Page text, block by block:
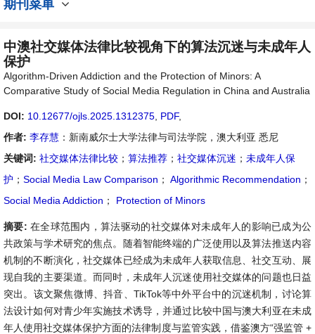
期刊菜单
中澳社交媒体法律比较视角下的算法沉迷与未成年人
保护
Algorithm-Driven Addiction and the Protection of Minors: A
Comparative Study of Social Media Regulation in China and Australia
DOI: 10.12677/ojls.2025.1312375 PDF,
作者: 李存慧 ：新南威尔士大学法律与司法学院，澳大利亚 悉尼
关键词: 社交媒体法律比较 ； 算法推荐 ； 社交媒体沉迷 ； 未成年人保
护 ； Social Media Law Comparison ； Algorithmic Recommendation ；
Social Media Addiction ； Protection of Minors
摘要: 在全球范围内，算法驱动的社交媒体对未成年人的影响已成为公
共政策与学术研究的焦点。随着智能终端的广泛使用以及算法推送内容
机制的不断演化，社交媒体已经成为未成年人获取信息、社交互动、展
现自我的主要渠道。而同时，未成年人沉迷使用社交媒体的问题也日益
突出。该文聚焦微博、抖音、TikTok等中外平台中的沉迷机制，讨论算
法设计如何对青少年实施技术诱导，并通过比较中国与澳大利亚在未成
年人使用社交媒体保护方面的法律制度与监管实践，借鉴澳方“强监管 +